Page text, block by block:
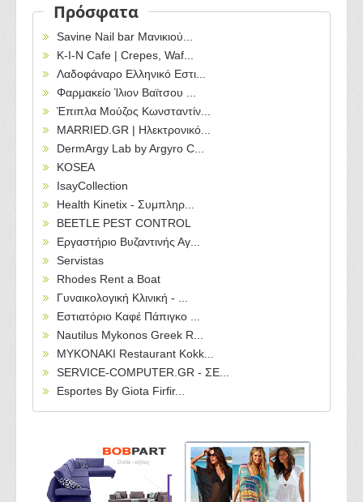
Πρόσφατα
Savine Nail bar Μανικιού...
Κ-Ι-Ν Cafe | Crepes, Waf...
Λαδοφάναρο Ελληνικό Εστι...
Φαρμακείο Ίλιον Βαϊτσου ...
Έπιπλα Μούζος Κωνσταντίν...
MARRIED.GR | Ηλεκτρονικό...
DermArgy Lab by Argyro C...
KOSEA
IsayCollection
Health Kinetix - Συμπληρ...
BEETLE PEST CONTROL
Εργαστήριο Βυζαντινής Αγ...
Servistas
Rhodes Rent a Boat
Γυναικολογική Κλινική - ...
Εστιατόριο Καφέ Πάπιγκο ...
Nautilus Mykonos Greek R...
MYKONAKI Restaurant Kokk...
SERVICE-COMPUTER.GR - ΣΕ...
Esportes By Giota Firfir...